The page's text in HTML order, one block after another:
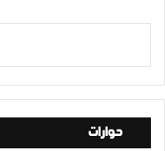
حوارات